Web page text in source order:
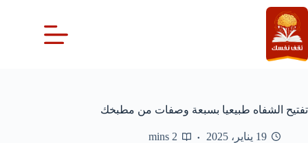
التجاوز
إلى
المحتوى
تفتيح الشفاه طبيعيا بسبعة وصفات من مطبخك
19 يناير، 2025 2 mins